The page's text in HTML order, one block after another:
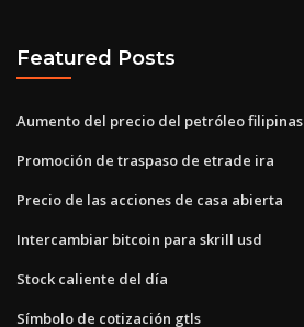
Featured Posts
Aumento del precio del petróleo filipinas
Promoción de traspaso de etrade ira
Precio de las acciones de casa abierta
Intercambiar bitcoin para skrill usd
Stock caliente del día
Símbolo de cotización gtls